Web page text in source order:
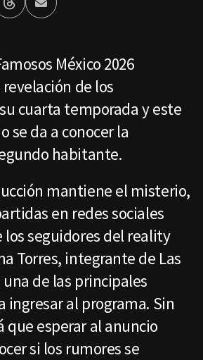
ThreadsEnviar
por
México 2026
de los
cuarta temporada y este
se da a conocer la
habitante.
mantiene el misterio,
en redes sociales
los seguidores del reality
Torres, integrante de Las
de las principales
ingresar al programa. Sin
que esperar al anuncio
si los rumores se